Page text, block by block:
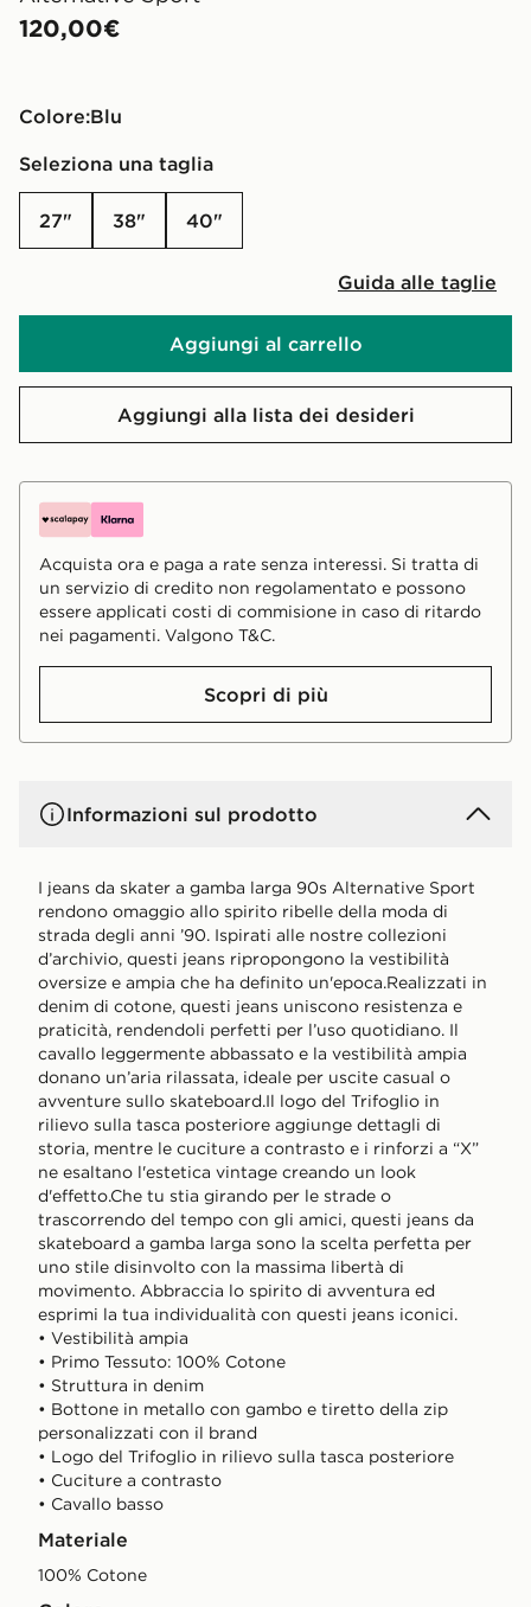
120,00€
Colore:
blu
Seleziona una taglia
27" 38" 40"
Guida alle taglie
Aggiungi al carrello
Aggiungi alla lista dei desideri
Acquista ora e paga a rate senza interessi. Si tratta di
un servizio di credito non regolamentato e possono
essere applicati costi di commisione in caso di ritardo
nei pagamenti. Valgono T&C.
Scopri di più
Informazioni sul prodotto
I jeans da skater a gamba larga 90s Alternative Sport
rendono omaggio allo spirito ribelle della moda di
strada degli anni ’90. Ispirati alle nostre collezioni
d’archivio, questi jeans ripropongono la vestibilità
oversize e ampia che ha definito un'epoca.Realizzati in
denim di cotone, questi jeans uniscono resistenza e
praticità, rendendoli perfetti per l’uso quotidiano. Il
cavallo leggermente abbassato e la vestibilità ampia
donano un’aria rilassata, ideale per uscite casual o
avventure sullo skateboard.Il logo del Trifoglio in
rilievo sulla tasca posteriore aggiunge dettagli di
storia, mentre le cuciture a contrasto e i rinforzi a “X”
ne esaltano l'estetica vintage creando un look
d'effetto.Che tu stia girando per le strade o
trascorrendo del tempo con gli amici, questi jeans da
skateboard a gamba larga sono la scelta perfetta per
uno stile disinvolto con la massima libertà di
movimento. Abbraccia lo spirito di avventura ed
esprimi la tua individualità con questi jeans iconici.
• Vestibilità ampia
• Primo Tessuto: 100% Cotone
• Struttura in denim
• Bottone in metallo con gambo e tiretto della zip
personalizzati con il brand
• Logo del Trifoglio in rilievo sulla tasca posteriore
• Cuciture a contrasto
• Cavallo basso
Materiale
100% Cotone